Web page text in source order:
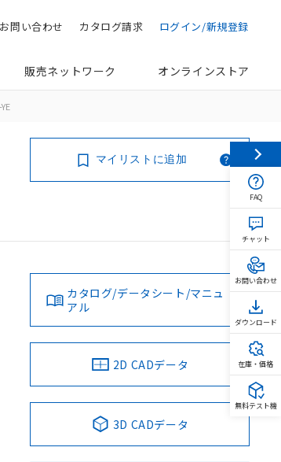
ログイン/新規登録
カタログ請求
お問い合わせ
販売ネットワーク オンラインストア
マイリストに追加
カタログ/データシート/マニュ
アル
2D CADデータ
3D CADデータ
FAQ
チャット
お問い合わせ
ダウンロード
在庫・価格
無料テスト機